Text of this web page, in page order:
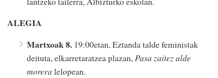
ALEGIA
Martxoak 8. 19:00etan, Eztanda talde feministak
deituta, elkarretaratzea plazan,Pasa zaitez alde
morera lelopean.